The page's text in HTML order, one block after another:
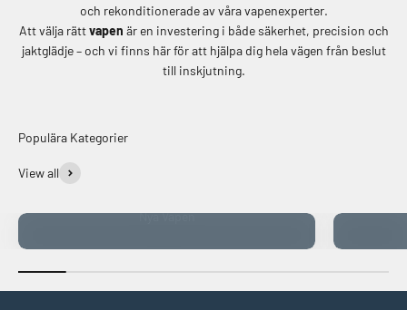
och rekonditionerade av våra vapenexperter.
Att välja rättvapen är en investering i både säkerhet, precision och
jaktglädje – och vi finns här för att hjälpa dig hela vägen från beslut
till inskjutning.
Populära Kategorier
View all
Nya Vapen